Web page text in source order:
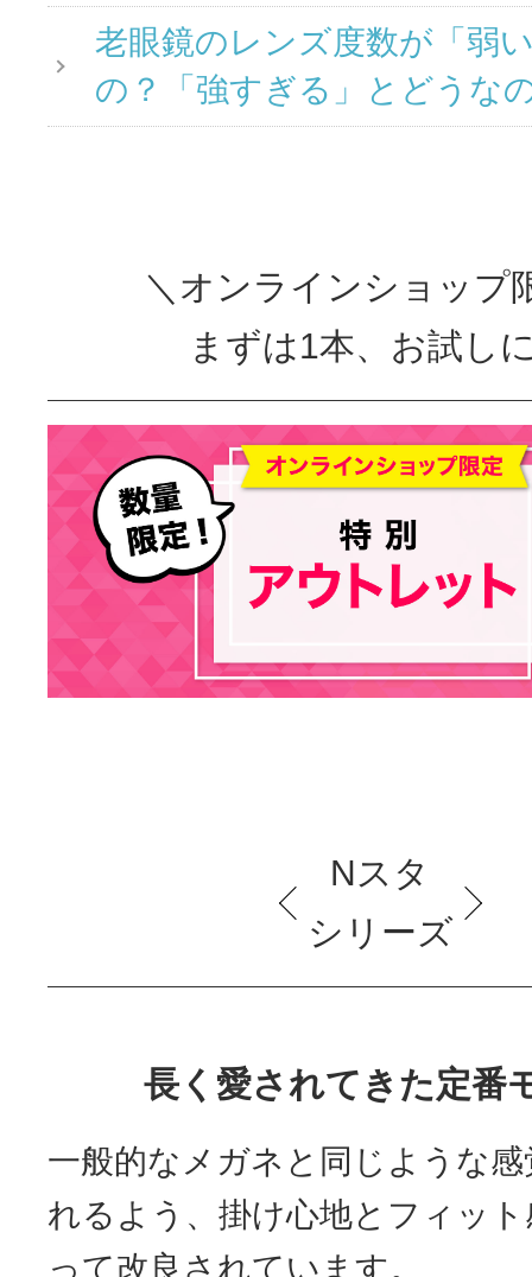
老眼鏡のレンズ度数が「弱
の？「強すぎる」とどうな
＼オンラインショップ
まずは1本、お試し
Nスタ
シリーズ
長く愛されてきた定番
一般的なメガネと同じような
れるよう、掛け心地とフィッ
って改良されています。